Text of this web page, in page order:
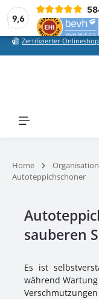
9,6
Zum Hauptinhalt
Zertifizierter Onlineshop
Home Organisation
Autoteppichschoner
sauberen
Es ist
während